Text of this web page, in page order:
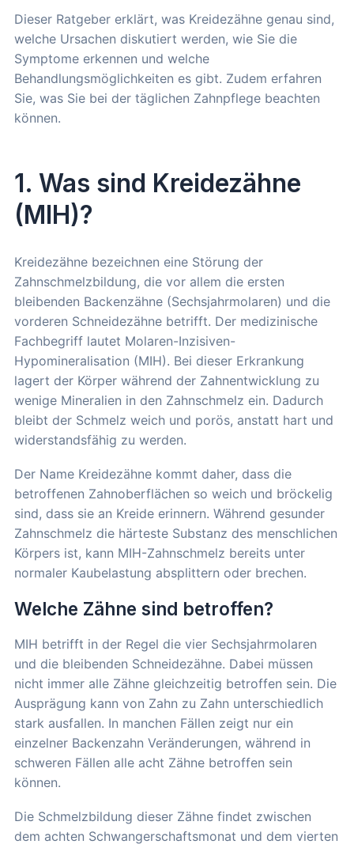
Dieser Ratgeber erklärt, was Kreidezähne genau sind,
welche Ursachen diskutiert werden, wie Sie die
Symptome erkennen und welche
Behandlungsmöglichkeiten es gibt. Zudem erfahren
Sie, was Sie bei der täglichen Zahnpflege beachten
können.
1. Was sind Kreidezähne
(MIH)?
Kreidezähne bezeichnen eine Störung der
Zahnschmelzbildung, die vor allem die ersten
bleibenden Backenzähne (Sechsjahrmolaren) und die
vorderen Schneidezähne betrifft. Der medizinische
Fachbegriff lautet Molaren-Inzisiven-
Hypomineralisation (MIH). Bei dieser Erkrankung
lagert der Körper während der Zahnentwicklung zu
wenige Mineralien in den Zahnschmelz ein. Dadurch
bleibt der Schmelz weich und porös, anstatt hart und
widerstandsfähig zu werden.
Der Name Kreidezähne kommt daher, dass die
betroffenen Zahnoberflächen so weich und bröckelig
sind, dass sie an Kreide erinnern. Während gesunder
Zahnschmelz die härteste Substanz des menschlichen
Körpers ist, kann MIH-Zahnschmelz bereits unter
normaler Kaubelastung absplittern oder brechen.
Welche Zähne sind betroffen?
MIH betrifft in der Regel die vier Sechsjahrmolaren
und die bleibenden Schneidezähne. Dabei müssen
nicht immer alle Zähne gleichzeitig betroffen sein. Die
Ausprägung kann von Zahn zu Zahn unterschiedlich
stark ausfallen. In manchen Fällen zeigt nur ein
einzelner Backenzahn Veränderungen, während in
schweren Fällen alle acht Zähne betroffen sein
können.
Die Schmelzbildung dieser Zähne findet zwischen
dem achten Schwangerschaftsmonat und dem vierten